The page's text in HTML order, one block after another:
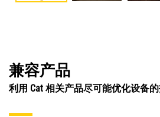
兼容产品
利用 Cat 相关产品尽可能优化设备